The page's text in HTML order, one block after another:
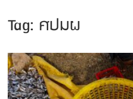
Tag: ศปมผ